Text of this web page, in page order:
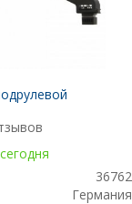
сегодня
36762
Германия